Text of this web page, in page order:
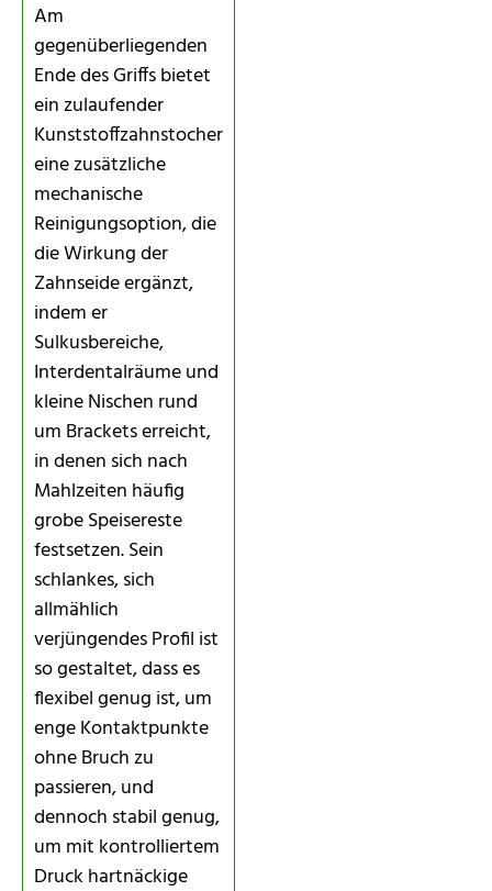
Am
gegenüberliegenden
Ende des Griffs bietet
ein zulaufender
Kunststoffzahnstocher
eine zusätzliche
mechanische
Reinigungsoption, die
die Wirkung der
Zahnseide ergänzt,
indem er
Sulkusbereiche,
Interdentalräume und
kleine Nischen rund
um Brackets erreicht,
in denen sich nach
Mahlzeiten häufig
grobe Speisereste
festsetzen. Sein
schlankes, sich
allmählich
verjüngendes Profil ist
so gestaltet, dass es
flexibel genug ist, um
enge Kontaktpunkte
ohne Bruch zu
passieren, und
dennoch stabil genug,
um mit kontrolliertem
Druck hartnäckige